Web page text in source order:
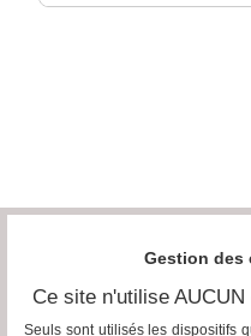
Gestion des
Ce site n'utilise
Seuls sont utilisés les dispositifs